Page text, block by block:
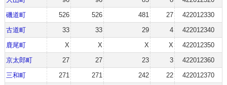
磯道町
526 526 481 27
422012330
古道町
33 33 29 4
422012340
鹿尾町
X X X X
422012350
京太郎町
27 27 23 3
422012360
三和町
271 271 242 22 422012370